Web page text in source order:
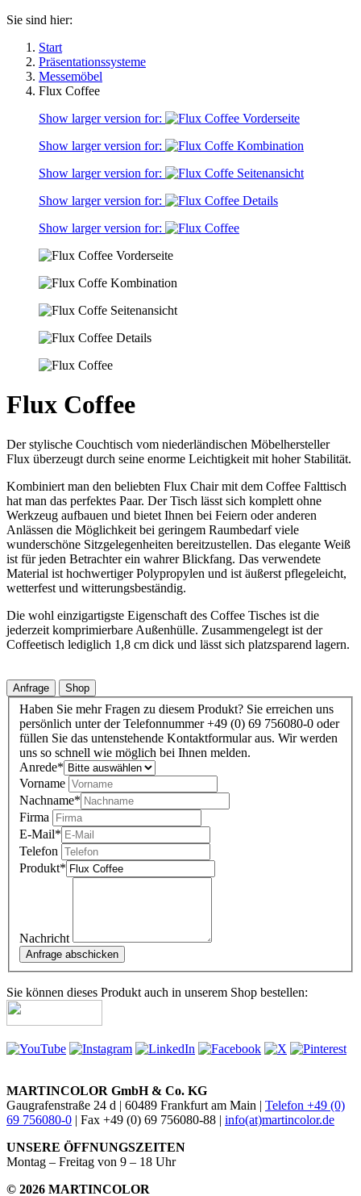
Sie sind hier:
Start
Präsentationssysteme
Messemöbel
Flux Coffee
Show larger version for:
Show larger version for:
Show larger version for:
Show larger version for:
Show larger version for:
Flux Coffee
Der stylische Couchtisch vom niederländischen Möbelhersteller
Flux überzeugt durch seine enorme Leichtigkeit mit hoher Stabilität.
Kombiniert man den beliebten Flux Chair mit dem Coffee Falttisch
hat man das perfektes Paar. Der Tisch lässt sich komplett ohne
Werkzeug aufbauen und bietet Ihnen bei Feiern oder anderen
Anlässen die Möglichkeit bei geringem Raumbedarf viele
wunderschöne Sitzgelegenheiten bereitzustellen. Das elegante Weiß
ist für jeden Betrachter ein wahrer Blickfang. Das verwendete
Material ist hochwertiger Polypropylen und ist äußerst pflegeleicht,
wetterfest und witterungsbeständig.
Die wohl einzigartigste Eigenschaft des Coffee Tisches ist die
jederzeit komprimierbare Außenhülle. Zusammengelegt ist der
Coffeetisch lediglich 1,8 cm dick und lässt sich platzsparend lagern.
Anfrage Shop
Haben Sie mehr Fragen zu diesem Produkt? Sie erreichen uns
persönlich unter der Telefonnummer +49 (0) 69 756080-0 oder
füllen Sie das untenstehende Kontaktformular aus. Wir werden
uns so schnell wie möglich bei Ihnen melden.
Anrede*
Vorname
Nachname*
Firma
E-Mail*
Telefon
Produkt*
Nachricht
Sie können dieses Produkt auch in unserem Shop bestellen:
MARTINCOLOR GmbH & Co. KG
Gaugrafenstraße 24 d | 60489 Frankfurt am Main | Telefon +49 (0)
69 756080-0 | Fax +49 (0) 69 756080-88 | info(at)martincolor.de
UNSERE ÖFFNUNGSZEITEN
Montag – Freitag von 9 – 18 Uhr
© 2026 MARTINCOLOR